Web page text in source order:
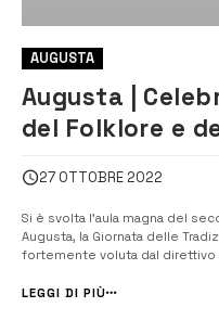
AUGUSTA
Augusta |
del Folklore e
27 OTTOBRE 2022
Si è svolta l’aula magna del
Augusta, la Giornata delle
fortemente voluta dal direttivo
Consiglio del 31 luglio 2019 e
LEGGI DI PIÙ